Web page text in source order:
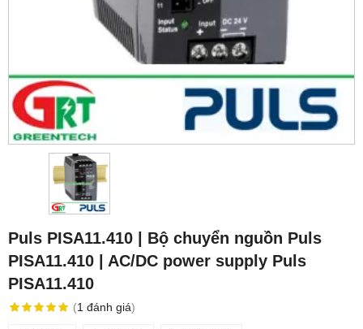
Puls PISA11.410 | Bộ chuyển nguồn Puls
PISA11.410 | AC/DC power supply Puls
PISA11.410
(1 đánh giá)